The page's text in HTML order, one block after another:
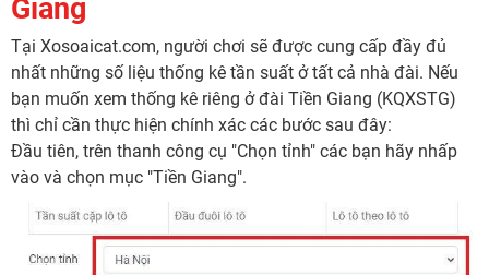
Giang
Tại Xosoaicat.com, người chơi sẽ được cung cấp đầy đủ
nhất những số liệu thống kê tần suất ở tất cả nhà đài. Nếu
bạn muốn xem thống kê riêng ở đài Tiền Giang (KQXSTG)
thì chỉ cần thực hiện chính xác các bước sau đây:
Đầu tiên, trên thanh công cụ "Chọn tỉnh" các bạn hãy nhấp
vào và chọn mục "Tiền Giang".